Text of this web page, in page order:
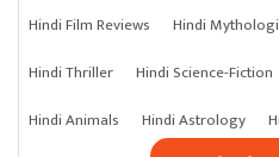
Hindi Film Reviews
Hindi
Hindi Thriller
Hindi Science-Fiction
Hindi Animals
Hindi Astrology